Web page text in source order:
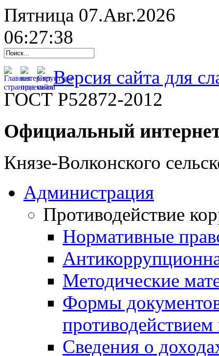
Пятница 07.Авг.2026
06:27:39
Версия сайта для
ГОСТ Р52872-2012
Официальный
Князе-Волконского
Администрация
Противодействие
Нормативные
Методические
Формы
Сведения о